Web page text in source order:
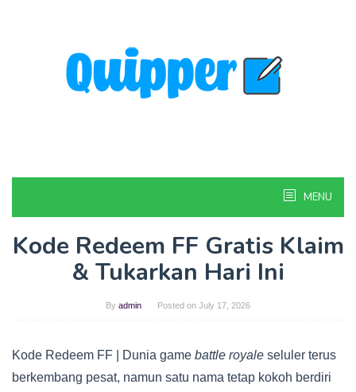
MENU
Kode Redeem FF Gratis Klaim
& Tukarkan Hari Ini
By admin Posted on July 17, 2026
Kode Redeem FF | Dunia game battle royale seluler terus
berkembang pesat, namun satu nama tetap kokoh berdiri